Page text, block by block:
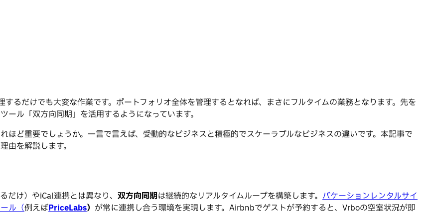
るだけでも大変な作業です。ポートフォリオ全体を管理するとなれば、まさにフルタイムの業務となります。先を
ル「双方向同期」を活用するようになっています。
ど重要でしょうか。一言で言えば、受動的なビジネスと積極的でスケーラブルなビジネスの違いです。本記事で
由を解説します。
だけ）やiCal連携とは異なり、 双方向同期は継続的なリアルタイムループを構築します。 バケーションレンタルサイ
ル（例えばPriceLabs） が常に連携し合う環境を実現します。Airbnbでゲストが予約すると、Vrboの空室状況が即